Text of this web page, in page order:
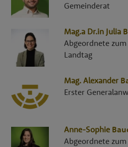
Gemeinderat
Mag.a Dr.in Julia
Abgeordnete
Landtag
Mag. Alexander
Erster
Anne-Sophie
Abgeordnete